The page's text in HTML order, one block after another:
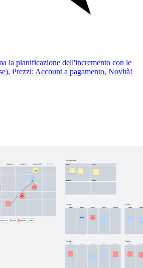
la pianificazione dell'incremento con le
Prezzi: Account a pagamento, Novità!